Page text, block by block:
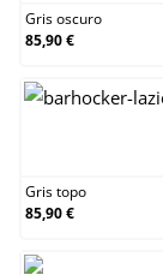
Gris oscuro
85,90 €
Gris topo
85,90 €